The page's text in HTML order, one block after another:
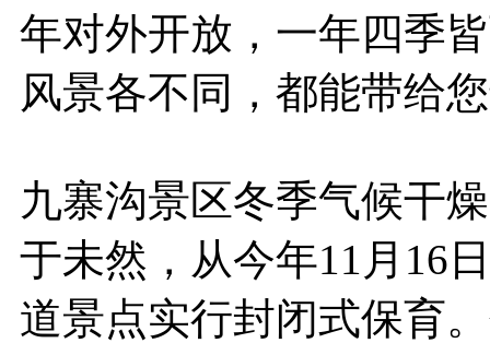
年对外开放，一年四季
风景各不同，都能带给
九寨沟景区冬季气候干
于未然，从今年11月16
道景点实行封闭式保育